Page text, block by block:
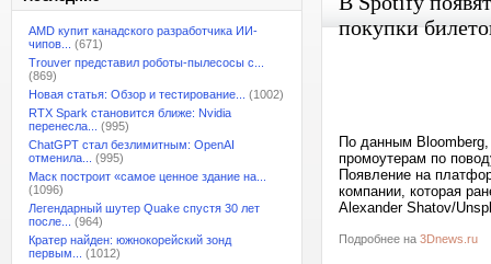
AMD купит канадского разработчика ИИ-
чипов...
(671)
Trouver представил роботы-пылесосы с...
(869)
Новая статья: Обзор и тестирование...
(1002)
RTX Spark становится ближе: Nvidia
перенесла...
(995)
ChatGPT стал безлимитным: OpenAI
отменила...
(995)
Маск построит «самое ценное здание на...
(1096)
Легендарный шутер Quake спустя 30 лет
после...
(964)
Кратер найден: южнокорейский зонд
первым...
(1012)
покупки
По данным
промоутерам по
Появление на
компании, которая
Alexander Shatov/
Подробнее на 3Dnews.ru